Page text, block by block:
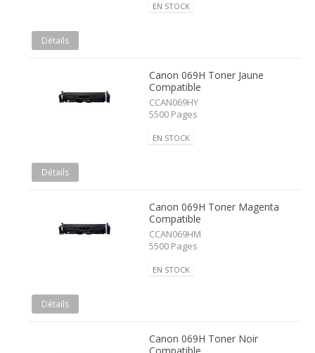
EN STOCK
Détails
Canon 069H Toner Jaune
Compatible
CCAN069HY
5500 Pages
EN STOCK
Détails
Canon 069H Toner Magenta
Compatible
CCAN069HM
5500 Pages
EN STOCK
Détails
Canon 069H Toner Noir